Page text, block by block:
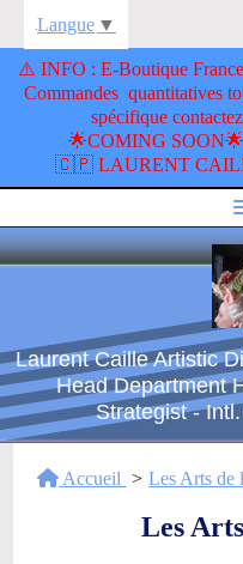
​⚠️ INFO : E-Boutique
Commandes quantitatives
spécifique
🌟COMING
🇨🇵 LAURENT
Laurent Caille Artistic
Head Department
Strategist -
Accueil Les Arts de
Les
Langue ▼